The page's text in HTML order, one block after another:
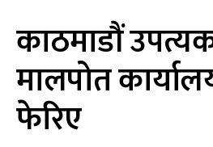
काठमाडौं
मालपोत
फेरिए